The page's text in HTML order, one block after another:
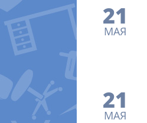
21
МАЯ
21
МАЯ